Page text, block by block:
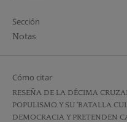
Sección
Notas
Cómo citar
RESEÑA DE LA DÉCIMA
POPULISMO Y SU ‘BATALLA
DEMOCRACIA Y PRETENDEN